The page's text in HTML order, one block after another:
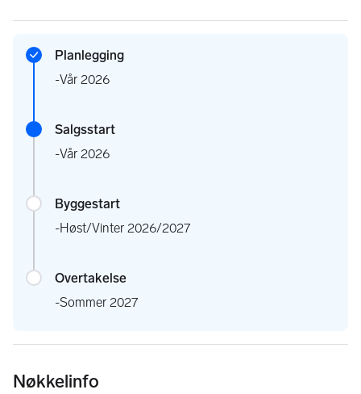
Planlegging
-Vår 2026
Salgsstart
-Vår 2026
Byggestart
-Høst/Vinter 2026/2027
Overtakelse
-Sommer 2027
Nøkkelinfo